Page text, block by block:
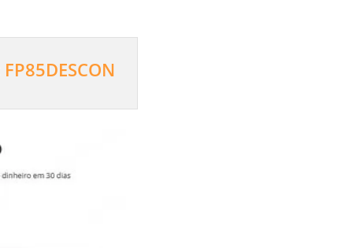
FP85DESCON